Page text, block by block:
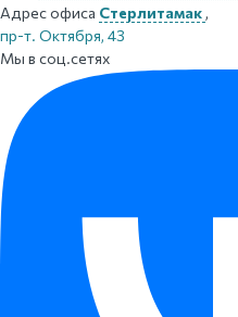
Адрес офиса Стерлитамак,
пр-т. Октября, 43
Мы в соц.сетях